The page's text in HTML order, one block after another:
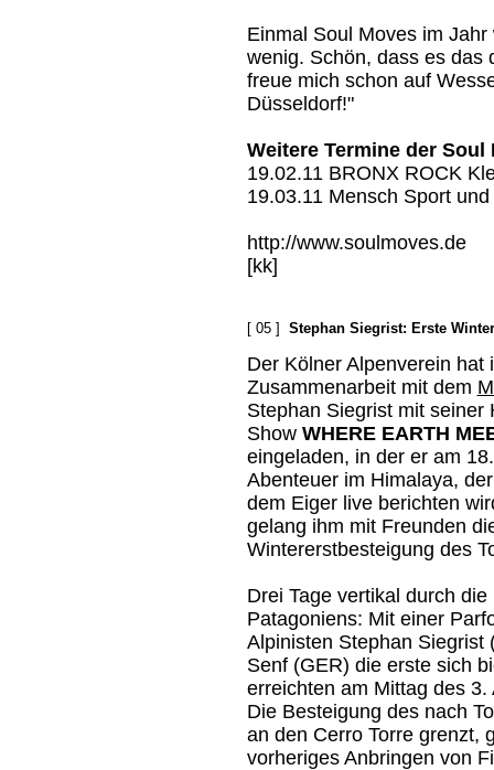
Einmal Soul Moves im Jahr
wenig. Schön, dass es das
freue mich schon auf
Düsseldorf!"
Weitere Termine der Soul
19.02.11 BRONX ROCK
19.03.11 Mensch Sport
http://www.soulmoves.de
[kk]
[ 05 ] Stephan Siegrist: Erste
Der Kölner Alpenverein hat
Zusammenarbeit mit dem
Stephan Siegrist mit seiner
Show WHERE EARTH
eingeladen, in der er am
Abenteuer im Himalaya,
dem Eiger live berichten
gelang ihm mit Freunden
Wintererstbesteigung des
Drei Tage vertikal durch
Patagoniens: Mit einer
Alpinisten Stephan Siegrist
Senf (GER) die erste sich
erreichten am Mittag des
Die Besteigung des nach
an den Cerro Torre grenzt,
vorheriges Anbringen von